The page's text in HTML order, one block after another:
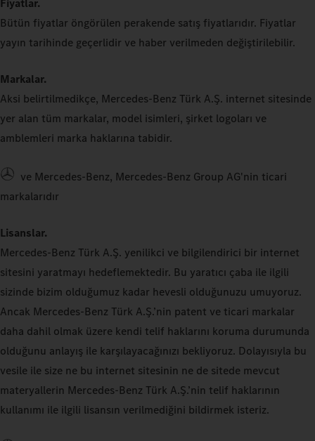
Fiyatlar.
Bütün fiyatlar öngörülen perakende satış fiyatlarıdır. Fiyatlar
yayın tarihinde geçerlidir ve haber verilmeden değiştirilebilir.
Markalar.
Aksi belirtilmedikçe, Mercedes-Benz Türk A.Ş. internet sitesinde
yer alan tüm markalar, model isimleri, şirket logoları ve
amblemleri marka haklarına tabidir.
ve Mercedes-Benz, Mercedes-Benz Group AG'nin ticari
markalarıdır
Lisanslar.
Mercedes-Benz Türk A.Ş. yenilikci ve bilgilendirici bir internet
sitesini yaratmayı hedeflemektedir. Bu yaratıcı çaba ile ilgili
sizinde bizim olduğumuz kadar hevesli olduğunuzu umuyoruz.
Ancak Mercedes-Benz Türk A.Ş.’nin patent ve ticari markalar
daha dahil olmak üzere kendi telif haklarını koruma durumunda
olduğunu anlayış ile karşılayacağınızı bekliyoruz. Dolayısıyla bu
vesile ile size ne bu internet sitesinin ne de sitede mevcut
materyallerin Mercedes-Benz Türk A.Ş.’nin telif haklarının
kullanımı ile ilgili lisansın verilmediğini bildirmek isteriz.